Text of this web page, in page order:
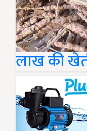
लाख की